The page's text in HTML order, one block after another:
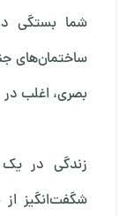
شما بستگی
ساختمان‌های
بصری، اغلب در
زندگی در یک
شگفت‌انگیز از